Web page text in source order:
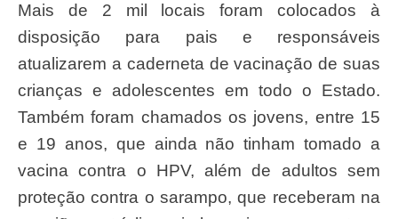
Mais de 2 mil locais foram colocados à
disposição para pais e responsáveis
atualizarem a caderneta de vacinação de suas
crianças e adolescentes em todo o Estado.
Também foram chamados os jovens, entre 15
e 19 anos, que ainda não tinham tomado a
vacina contra o HPV, além de adultos sem
proteção contra o sarampo, que receberam na